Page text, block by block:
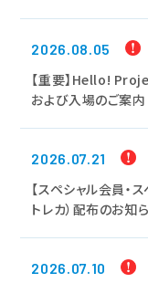
2026.08.05
【重要】Hello!
および入場のご案内
2026.07.21
【スペシャル会員・
トレカ）配布のお知
2026.07.10